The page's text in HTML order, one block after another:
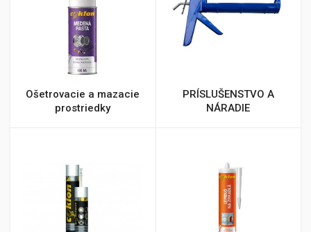
Ošetrovacie a mazacie
prostriedky
PRÍSLUŠENSTVO A
NÁRADIE